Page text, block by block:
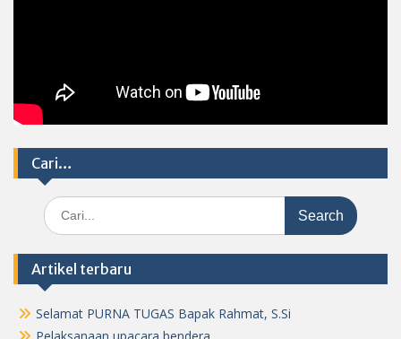
Cari…
Search
for:
Artikel terbaru
Selamat PURNA TUGAS Bapak Rahmat, S.Si